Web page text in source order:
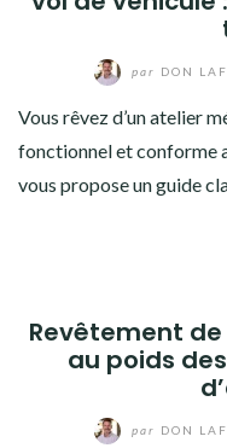
par DON
Vous rêvez d’un atelier
fonctionnel et conforme
vous propose un guide
Revêtement
au poids
par DON